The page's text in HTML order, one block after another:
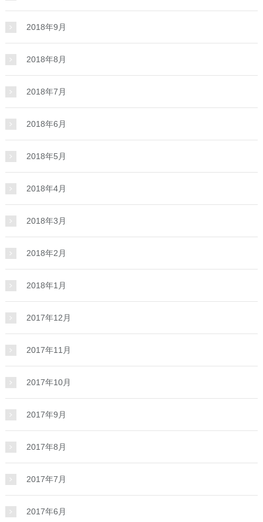
2018年9月
2018年8月
2018年7月
2018年6月
2018年5月
2018年4月
2018年3月
2018年2月
2018年1月
2017年12月
2017年11月
2017年10月
2017年9月
2017年8月
2017年7月
2017年6月